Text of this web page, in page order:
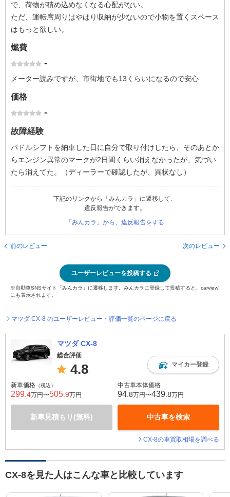
で、荷物が積め込めなくなる心配がない。
ただ、運転席周りはやはり収納が少ないので小物を置くスペース
はもっと欲しい。
燃費
-
メーター読みですが、市街地でも13くらいになるので安心
価格
-
故障経験
パドルシフトを納車した日に自分で取り付けしたら、そのあとか
らエンジン異常のマークが2日間くらい消えなかったが、気づい
たら消えてた。（ディーラーで確認したが、異状なし）
下記のリンクから「みんカラ」に遷移して、
違反報告ができます。
「みんカラ」から、違反報告をする
前のレビュー 次のレビュー
ユーザーレビューを投稿する
※自動車SNSサイト「みんカラ」に遷移します。みんカラに登録して投稿すると、carview!
にも表示されます。
マツダ CX-8 のユーザーレビュー・評価一覧のページに戻る
マツダ CX-8
総合評価
4.8 マイカー登録
新車価格 （税込）
299 .4万円〜505 .9万円
新車見積もり(無料)
中古車本体価格
94 .8万円〜439 .8万円
中古車を検索
CX-8の車買取相場を調べる
CX-8を見た人はこんな車と比較しています